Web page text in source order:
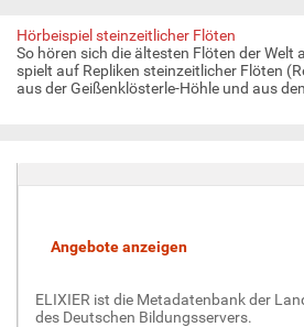
Hörbeispiel steinzeitlicher Flöten
So hören sich die ältesten Flöten der Welt
spielt auf Repliken steinzeitlicher Flöten
aus der Geißenklösterle-Höhle und aus
ELIXIER ist die Metadatenbank der
des Deutschen Bildungsservers.